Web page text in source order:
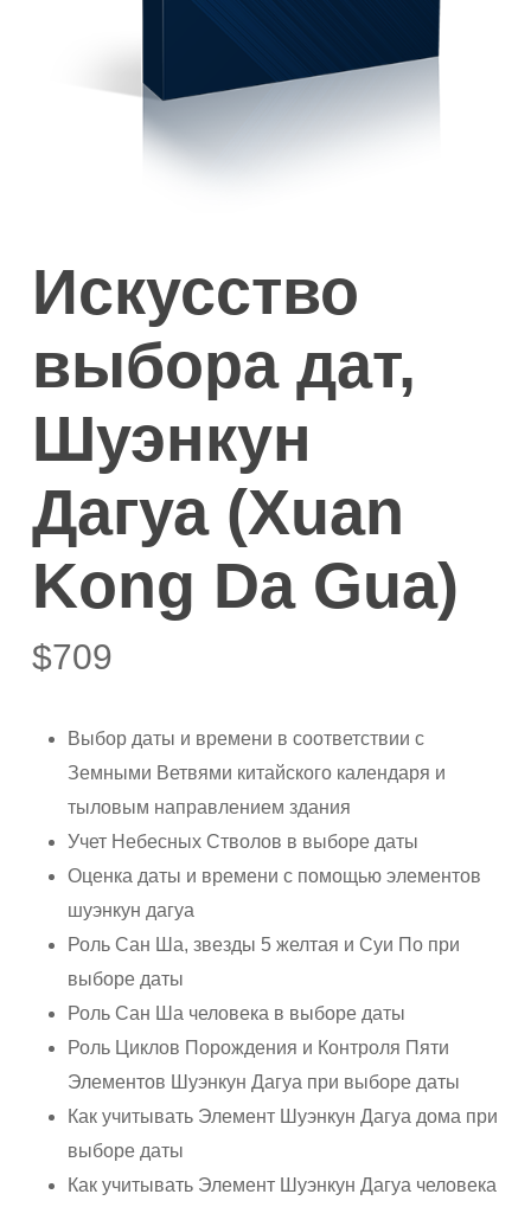
Искусство
выбора дат,
Шуэнкун
Дагуа (Xuan
Kong Da Gua)
$709
Выбор даты и времени в соответствии с
Земными Ветвями китайского календаря и
тыловым направлением здания
Учет Небесных Стволов в выборе даты
Оценка даты и времени с помощью элементов
шуэнкун дагуа
Роль Сан Ша, звезды 5 желтая и Суи По при
выборе даты
Роль Сан Ша человека в выборе даты
Роль Циклов Порождения и Контроля Пяти
Элементов Шуэнкун Дагуа при выборе даты
Как учитывать Элемент Шуэнкун Дагуа дома при
выборе даты
Как учитывать Элемент Шуэнкун Дагуа человека